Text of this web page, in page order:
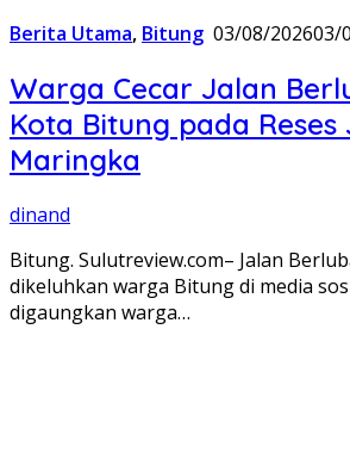
Berita Utama, Bitung 03/08/202603/
Warga Cecar Jalan
Kota Bitung pada Reses
Maringka
dinand
Bitung. Sulutreview.com– Jalan
dikeluhkan warga Bitung di media
digaungkan warga…